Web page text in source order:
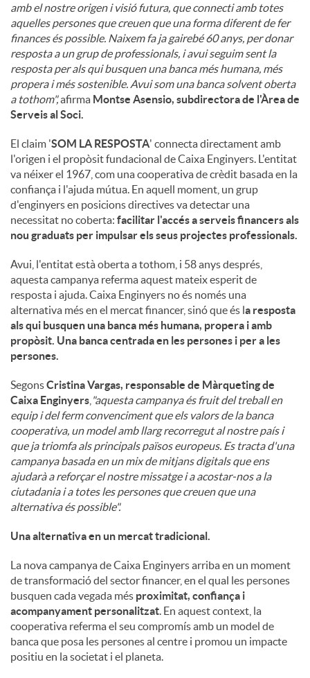
amb el nostre origen i visió futura, que connecti amb totes
aquelles persones que creuen que una forma diferent de fer
finances és possible. Naixem fa ja gairebé 60 anys, per donar
resposta a un grup de professionals, i avui seguim sent la
resposta per als qui busquen una banca més humana, més
propera i més sostenible. Avui som una banca solvent oberta
a tothom",afirma Montse Asensio, subdirectora de l'Àrea de
Serveis al Soci.
El claim 'SOM LA RESPOSTA' connecta directament amb
l'origen i el propòsit fundacional de Caixa Enginyers. L'entitat
va néixer el 1967, com una cooperativa de crèdit basada en la
confiança i l'ajuda mútua. En aquell moment, un grup
d'enginyers en posicions directives va detectar una
necessitat no coberta: facilitar l'accés a serveis financers als
nou graduats per impulsar els seus projectes professionals.
Avui, l'entitat està oberta a tothom, i 58 anys després,
aquesta campanya referma aquest mateix esperit de
resposta i ajuda. Caixa Enginyers no és només una
alternativa més en el mercat financer, sinó que és la resposta
als qui busquen una banca més humana, propera i amb
propòsit. Una banca centrada en les persones i per a les
persones.
SegonsCristina Vargas, responsable de Màrqueting de
Caixa Enginyers "aquesta campanya és fruit del treball en
equip i del ferm convenciment que els valors de la banca
cooperativa, un model amb llarg recorregut al nostre país i
que ja triomfa als principals països europeus. Es tracta d'una
campanya basada en un mix de mitjans digitals que ens
ajudarà a reforçar el nostre missatge i a acostar-nos a la
ciutadania i a totes les persones que creuen que una
alternativa és possible".
Una alternativa en un mercat tradicional.
La nova campanya de Caixa Enginyers arriba en un moment
de transformació del sector financer, en el qual les persones
busquen cada vegada més proximitat, confiança i
acompanyament personalitzat . En aquest context, la
cooperativa referma el seu compromís amb un model de
banca que posa les persones al centre i promou un impacte
positiu en la societat i el planeta.